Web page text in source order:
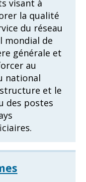
visant à
la qualité
du réseau
mondial de
générale et
au
national
et le
des postes